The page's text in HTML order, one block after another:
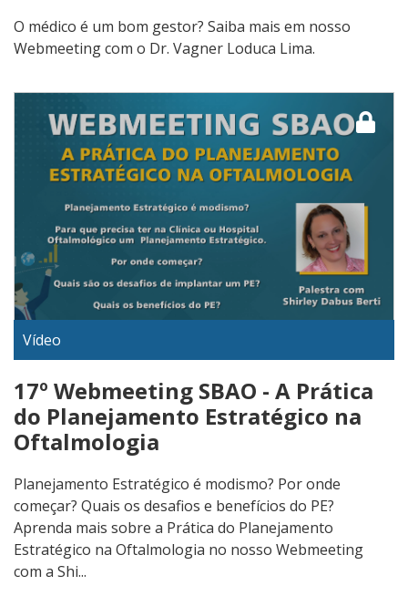
O médico é um bom gestor? Saiba mais em nosso
Webmeeting com o Dr. Vagner Loduca Lima.
Vídeo
17º Webmeeting SBAO - A Prática
do Planejamento Estratégico na
Oftalmologia
Planejamento Estratégico é modismo? Por onde
começar? Quais os desafios e benefícios do PE?
Aprenda mais sobre a Prática do Planejamento
Estratégico na Oftalmologia no nosso Webmeeting
com a Shi...